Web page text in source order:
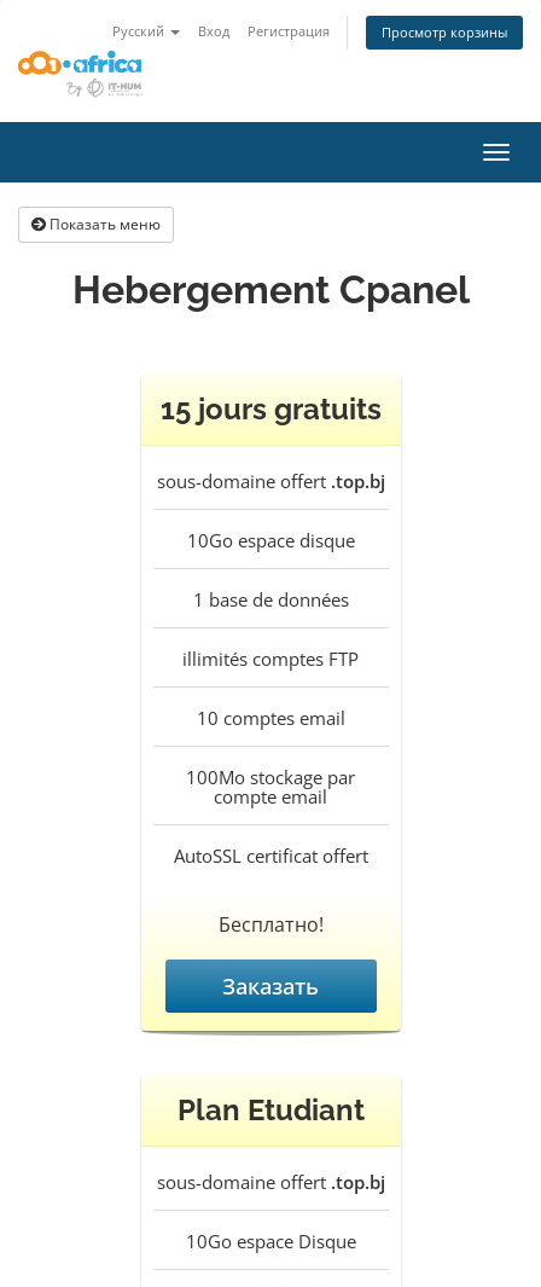
Русский Вход Регистрация Просмотр корзины
Показать меню
Hebergement Cpanel
15 jours gratuits
sous-domaine offert .top.bj
10Goespace disque
1 base de données
illimités comptes FTP
10 comptes email
100Mo stockage par
compte email
AutoSSLcertificat offert
Бесплатно!
Заказать
Plan Etudiant
sous-domaine offert .top.bj
10Goespace Disque